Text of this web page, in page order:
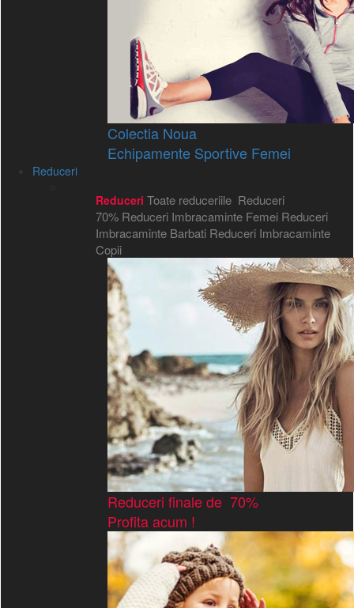
Colectia Noua
Echipamente Sportive Femei
Reduceri
Reduceri Toate reduceriile Reduceri
70% Reduceri Imbracaminte Femei Reduceri
Imbracaminte Barbati Reduceri Imbracaminte
Copii
Reduceri finale de 70%
Profita acum !